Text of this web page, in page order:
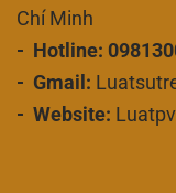
Chí Minh
- Hotline:
- Gmail:
- Website: